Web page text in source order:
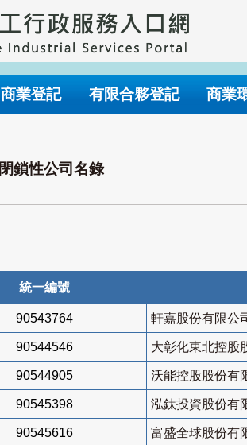
商業登記 有限合夥登記 商業
閉鎖性公司名錄
統一編號
90543764 軒嘉股份有限公
90544546 大彰化東北控股
90544905 沃能控股股份有
90545398 泓鈦投資股份有
90545616 富盛全球股份有